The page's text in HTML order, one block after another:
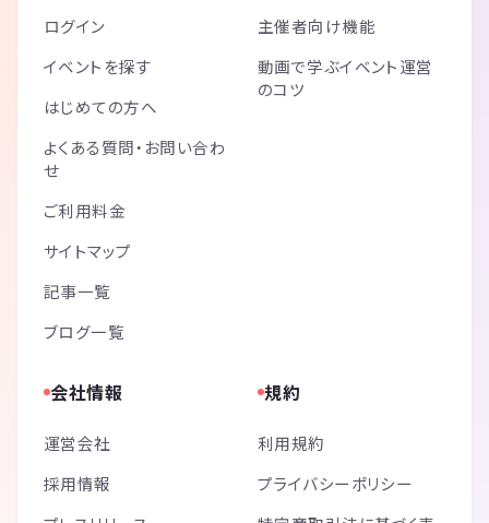
ログイン
イベントを探す
はじめての方へ
よくある質問・お問い合わ
せ
ご利用料金
サイトマップ
記事一覧
ブログ一覧
主催者向け機能
動画で学ぶイベント運営
のコツ
会社情報
運営会社
採用情報
規約
利用規約
プライバシーポリシー